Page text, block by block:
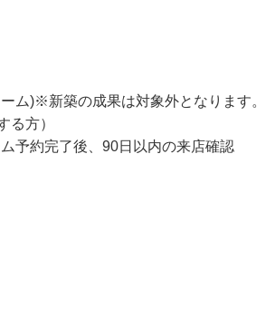
ム)※新築の成果は対象外となります。
る方）
予約完了後、90日以内の来店確認